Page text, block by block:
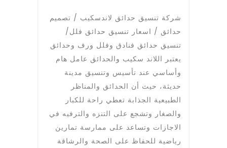
شركة تنسيق حدائق لاندسكيب / تصميم
حدائق / اسعار تنسيق حدائق فلل/
تنسيق حدائق فنادق وفلل ورف وحدائق
يعتبر اللاند سكيب والحدائق عامل هام
وأساسي عند تأسيس وتنسيق مدينة
حديثة، حيث أن الحدائق والمناظر
الطبيعية الجذابة تعطي راحة للكبار
والصغار وتشجع على التنزه والترفيه في
الاجازات وتساعد على ممارسة تمارين
رياضية للحفاظ على الصحة والرشاقة